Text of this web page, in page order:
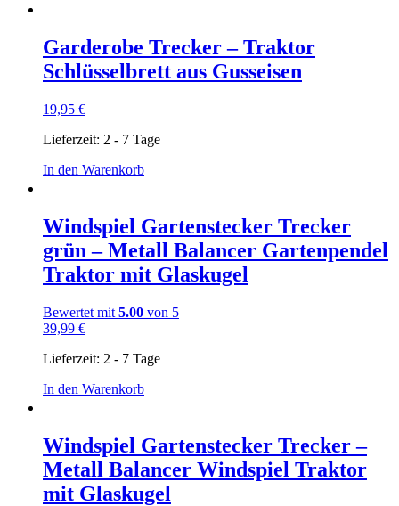
Garderobe Trecker – Traktor
Schlüsselbrett aus Gusseisen
19,95 €
Lieferzeit: 2 - 7 Tage
In den Warenkorb
Windspiel Gartenstecker Trecker
grün – Metall Balancer Gartenpendel
Traktor mit Glaskugel
Bewertet mit 5.00 von 5
39,99 €
Lieferzeit: 2 - 7 Tage
In den Warenkorb
Windspiel Gartenstecker Trecker –
Metall Balancer Windspiel Traktor
mit Glaskugel